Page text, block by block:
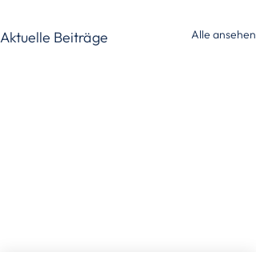
Aktuelle Beiträge Alle ansehen